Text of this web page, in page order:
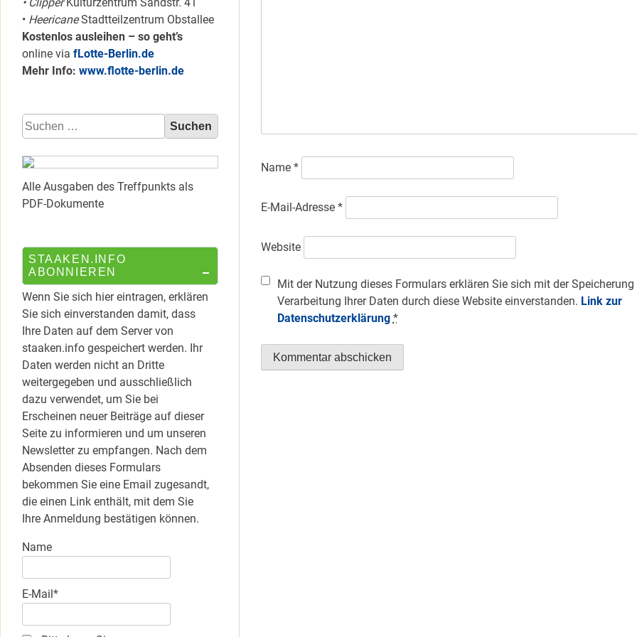
Name *
E-Mail-Adresse *
Website
Mit der Nutzung dieses Formulars erklären Sie sich mit der Speicherung
Verarbeitung Ihrer Daten durch diese Website einverstanden. Link zur
Datenschutzerklärung *
• HeericaneStadtteilzentrum Obstallee
Kostenlos ausleihen – so geht’s
online via fLotte-Berlin.de
Mehr Info: www.flotte-berlin.de
Suchen
nach:
Alle Ausgaben des Treffpunkts als
PDF-Dokumente
STAAKEN.INFO
ABONNIEREN
Wenn Sie sich hier eintragen, erklären
Sie sich einverstanden damit, dass
Ihre Daten auf dem Server von
staaken.info gespeichert werden. Ihr
Daten werden nicht an Dritte
weitergegeben und ausschließlich
dazu verwendet, um Sie bei
Erscheinen neuer Beiträge auf dieser
Seite zu informieren und um unseren
Newsletter zu empfangen. Nach dem
Absenden dieses Formulars
bekommen Sie eine Email zugesandt,
die einen Link enthält, mit dem Sie
Ihre Anmeldung bestätigen können.
Name
E-Mail*